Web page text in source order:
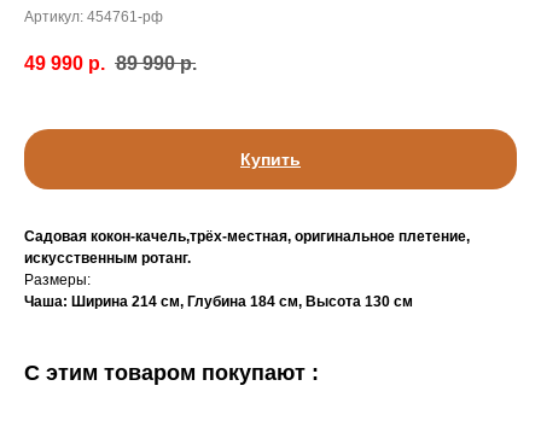
Артикул: 454761-рф
49 990 р. 89 990 р.
Купить
Садовая кокон-качель,трёх-местная, оригинальное плетение,
искусственным ротанг.
Размеры:
Чаша: Ширина 214 см, Глубина 184 см, Высота 130 см
С этим товаром покупают :